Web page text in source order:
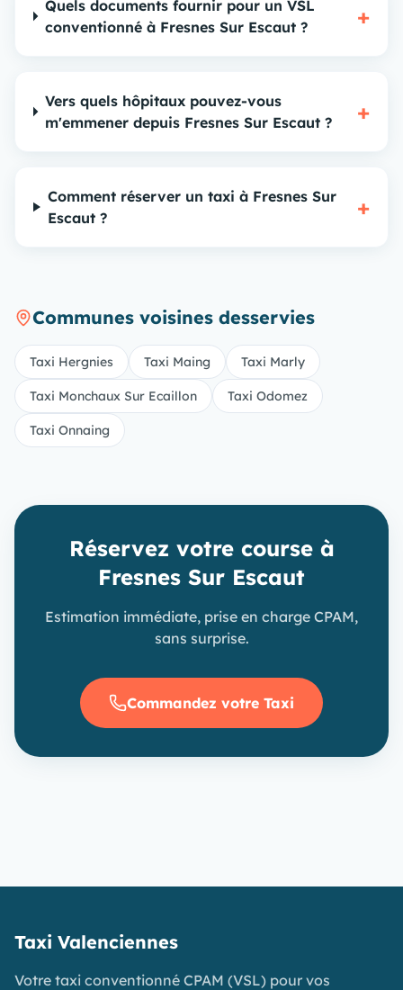
Quels documents fournir pour un VSL
conventionné à Fresnes Sur Escaut ?
+
Vers quels hôpitaux pouvez-vous
m'emmener depuis Fresnes Sur Escaut ?
+
Comment réserver un taxi à Fresnes Sur
Escaut ?
+
Communes voisines desservies
Taxi Hergnies Taxi Maing Taxi Marly
Taxi Monchaux Sur Ecaillon Taxi Odomez
Taxi Onnaing
Réservez votre course à
Fresnes Sur Escaut
Estimation immédiate, prise en charge CPAM,
sans surprise.
Commandez votre Taxi
Taxi Valenciennes
Votre taxi conventionné CPAM (VSL) pour vos